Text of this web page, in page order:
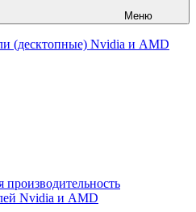
Меню
(десктопные) Nvidia и AMD
производительность
Nvidia и AMD